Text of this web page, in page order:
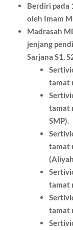
Berdiri pada
oleh Imam
Madrasah
jenjang
Sarjana S1,
tamat
tamat
SMP).
tamat
tamat
tamat